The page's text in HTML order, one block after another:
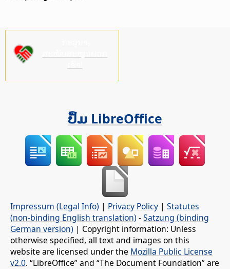
ປຶ້ມ LibreOffice
Impressum (Legal Info) | Privacy Policy | Statutes
(non-binding English translation) -Satzung (binding
German version) | Copyright information: Unless
otherwise specified, all text and images on this
website are licensed under the Mozilla Public License
v2.0. “LibreOffice” and “The Document Foundation” are